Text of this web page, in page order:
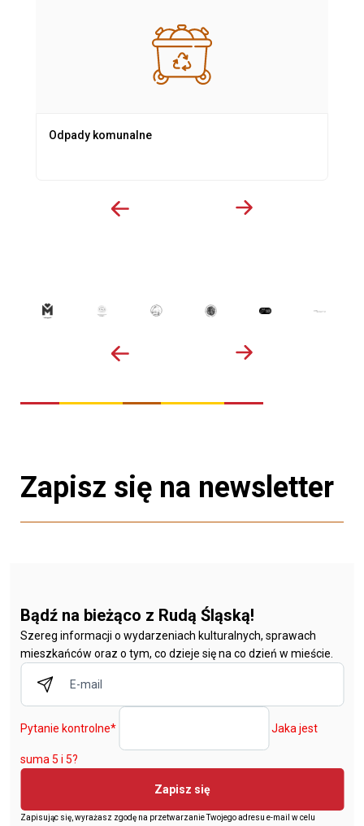
Odpady komunalne
Zapisz się na newsletter
Bądź na bieżąco z Rudą Śląską!
Szereg informacji o wydarzeniach kulturalnych, sprawach
mieszkańców oraz o tym, co dzieje się na co dzień w mieście.
Pytanie kontrolne* Jaka jest
suma 5 i 5?
Zapisz się
Zapisując się, wyrażasz zgodę na przetwarzanie Twojego adresu e-mail w celu